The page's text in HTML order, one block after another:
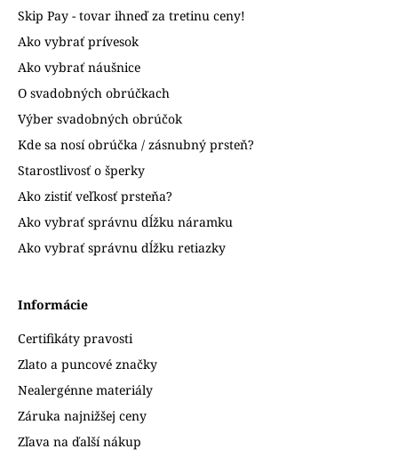
Skip Pay - tovar ihneď za tretinu ceny!
Ako vybrať prívesok
Ako vybrať náušnice
O svadobných obrúčkach
Výber svadobných obrúčok
Kde sa nosí obrúčka / zásnubný prsteň?
Starostlivosť o šperky
Ako zistiť veľkosť prsteňa?
Ako vybrať správnu dĺžku náramku
Ako vybrať správnu dĺžku retiazky
Informácie
Certifikáty pravosti
Zlato a puncové značky
Nealergénne materiály
Záruka najnižšej ceny
Zľava na ďalší nákup